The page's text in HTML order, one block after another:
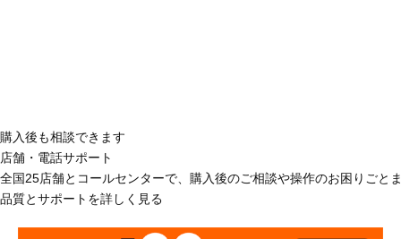
購入後も相談できます
店舗・電話サポート
全国25店舗とコールセンターで、購入後のご相談や操作のお困りごと
品質とサポートを詳しく見る